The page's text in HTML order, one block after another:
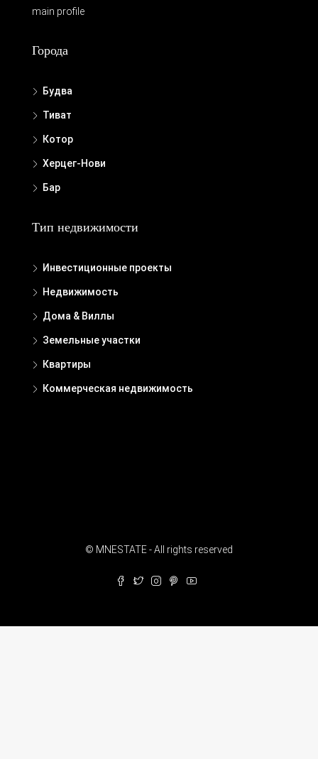
main profile
Города
Будва
Тиват
Котор
Херцег-Нови
Бар
Тип недвижимости
Инвестиционные проекты
Недвижимость
Дома & Виллы
Земельные участки
Квартиры
Коммерческая недвижимость
© MNESTATE - All rights reserved